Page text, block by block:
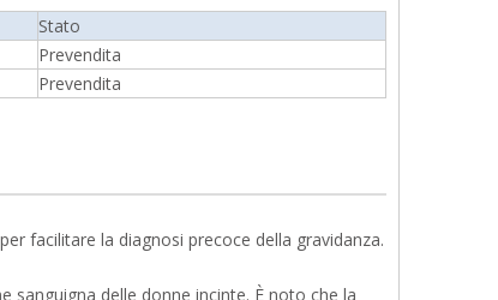
Stato
Prevendita
Prevendita
facilitare la diagnosi precoce della gravidanza.
delle donne incinte. È noto che la